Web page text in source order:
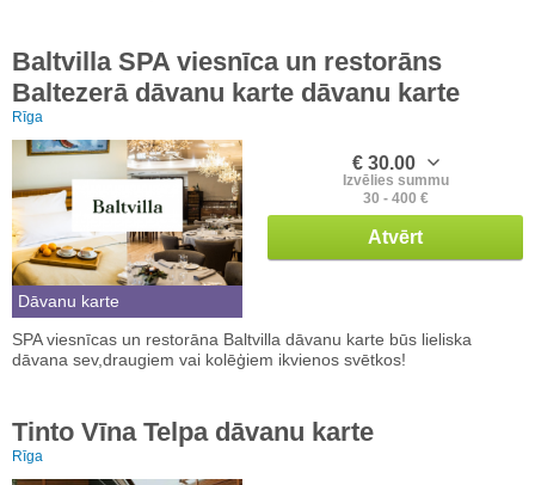
Baltvilla SPA viesnīca un restorāns
Baltezerā dāvanu karte dāvanu karte
Rīga
Dāvanu karte
€ 30.00
Izvēlies summu
30 - 400 €
Atvērt
SPA viesnīcas un restorāna Baltvilla dāvanu karte būs lieliska
dāvana sev,draugiem vai kolēģiem ikvienos svētkos!
Tinto Vīna Telpa dāvanu karte
Rīga